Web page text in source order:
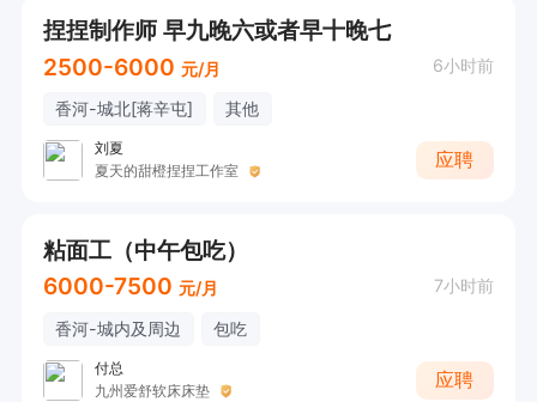
捏捏制作师 早九晚六或者早十晚七
2500-6000 元/月 6小时前
香河-城北[蒋辛屯] 其他
刘夏
夏天的甜橙捏捏工作室
应聘
粘面工（中午包吃）
6000-7500 元/月 7小时前
香河-城内及周边 包吃
付总
九州爱舒软床床垫
应聘